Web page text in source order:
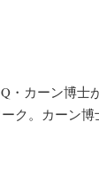
・カーン博
ク。カーン博